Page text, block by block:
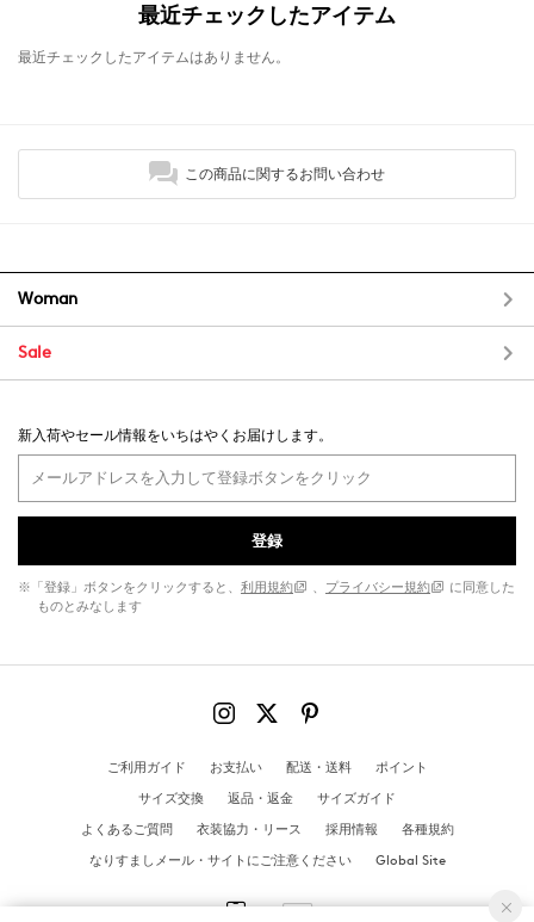
最近チェックしたアイテム
最近チェックしたアイテムはありません。
この商品に関するお問い合わせ
Woman
Sale
新入荷やセール情報をいちはやくお届けします。
登録
※「登録」ボタンをクリックすると、 利用規約 、 プライバシー規約
に同意した
ものとみなします
ご利用ガイド お支払い 配送・送料
ポイント
サイズ交換
返品・返金
サイズガイド
よくあるご質問
衣装協力・リース 採用情報
各種規約
なりすましメール・サイトにご注意ください
Global Site